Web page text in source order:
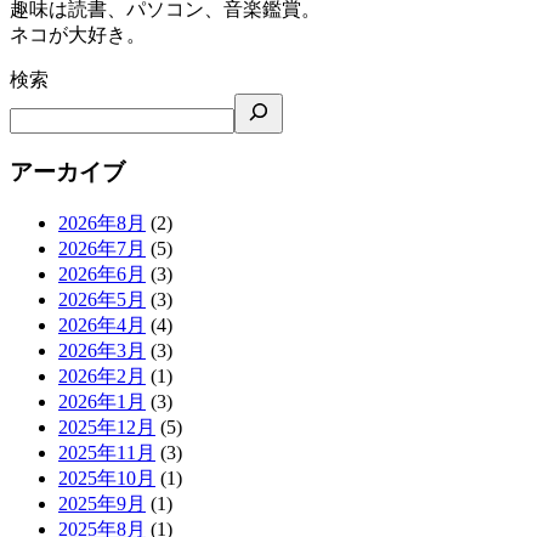
趣味は読書、パソコン、音楽鑑賞。
ネコが大好き。
検索
アーカイブ
2026年8月 (2)
2026年7月 (5)
2026年6月 (3)
2026年5月 (3)
2026年4月 (4)
2026年3月 (3)
2026年2月 (1)
2026年1月 (3)
2025年12月 (5)
2025年11月 (3)
2025年10月 (1)
2025年9月 (1)
2025年8月 (1)